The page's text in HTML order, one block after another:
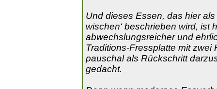
Und dieses Essen, das hier
wischen‘ beschrieben wird, ist
abwechslungsreicher und
Traditions‑Fressplatte mit
pauschal als Rückschritt
gedacht.